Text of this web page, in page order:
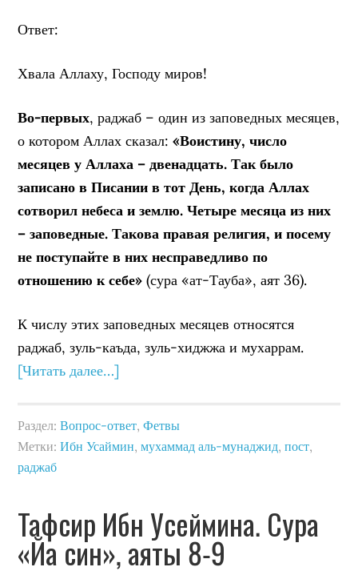
Ответ:
Хвала Аллаху, Господу миров!
Во-первых, раджаб – один из заповедных месяцев,
о котором Аллах сказал:«Воистину, число
месяцев у Аллаха – двенадцать. Так было
записано в Писании в тот День, когда Аллах
сотворил небеса и землю. Четыре месяца из них
– заповедные. Такова правая религия, и посему
не поступайте в них несправедливо по
отношению к себе» (сура «ат-Тауба», аят 36).
К числу этих заповедных месяцев относятся
раджаб, зуль-каъда, зуль-хиджжа и мухаррам.
[Читать далее…]
Раздел:Вопрос-ответ,Фетвы
Метки:Ибн Усаймин,мухаммад аль-мунаджид,пост,
раджаб
Тафсир Ибн Усеймина. Сура
«Йа син», аяты 8-9